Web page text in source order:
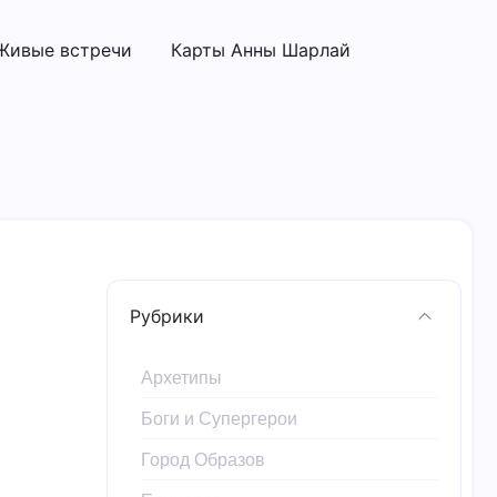
встречи Карты Анны Шарлай
Рубрики
Архетипы
Боги и Супергерои
Город Образов